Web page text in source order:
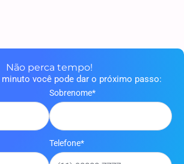
Telefone*
Compartilhado)
(Sala Privativa)